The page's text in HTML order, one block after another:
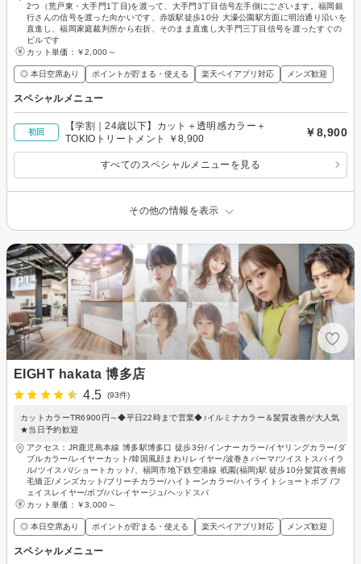
2つ（荒戸東・大手門1丁目)を渡って、大手門3丁目信号左手側にございます。福岡銀
行さんの信号を渡った向かいです、赤坂駅徒歩10分 大濠公園駅方面に明治通り沿いを
直進し、福岡家庭裁判所から右折、そのまま直進し大手門三丁目信号を渡ったすぐの
ビルです
カット単価： ￥2,000～
◎ 本日空席あり ポイントが貯まる・使える 楽天ペイアプリ対応 メンズ歓迎
スペシャルメニュー
初回
【学割｜24歳以下】カット＋透明感カラー＋
TOKIOトリートメント ￥8,900
￥8,900
すべてのスペシャルメニューを見る
その他の情報を表示
EIGHT hakata 博多店
4.5
(93件)
カットカラーTR6900円～◆平日22時まで営業◆♪イルミナカラー＆髪質改善が大人気
★当日予約歓迎
アクセス：JR鹿児島本線 博多駅博多口 徒歩3分/インナーカラー/イヤリングカラー/ダ
ブルカラー/レイヤーカット/韓国風顔まわりレイヤー/波巻きパーマ/ツイストスパイラ
ル/ツイスパ/ショートカット/、福岡市地下鉄空港線 祇園(福岡)駅 徒歩10分髪質改善縮
毛矯正/メンズカット/ブリーチカラー/ハイトーンカラー/ハイライトショートボブ /フ
ェイスレイヤー/ボブ/バレイヤージュ/ヘッドスパ
カット単価： ￥3,000～
◎ 本日空席あり ポイントが貯まる・使える 楽天ペイアプリ対応 メンズ歓迎
スペシャルメニュー